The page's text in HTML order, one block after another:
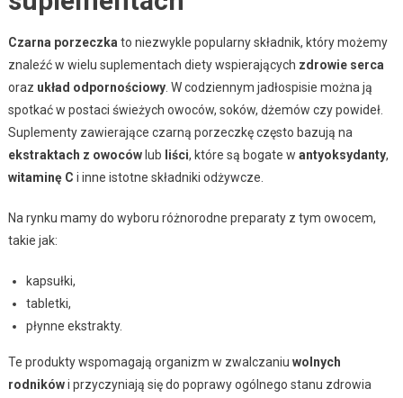
Czarna porzeczka to niezwykle popularny składnik, który możemy
znaleźć w wielu suplementach diety wspierających zdrowie serca
oraz układ odpornościowy. W codziennym jadłospisie można ją
spotkać w postaci świeżych owoców, soków, dżemów czy powideł.
Suplementy zawierające czarną porzeczkę często bazują na
ekstraktach z owocówlub liści, które są bogate w antyoksydanty,
witaminę C i inne istotne składniki odżywcze.
Na rynku mamy do wyboru różnorodne preparaty z tym owocem,
takie jak:
kapsułki,
tabletki,
płynne ekstrakty.
Te produkty wspomagają organizm w zwalczaniu wolnych
rodnikówi przyczyniają się do poprawy ogólnego stanu zdrowia